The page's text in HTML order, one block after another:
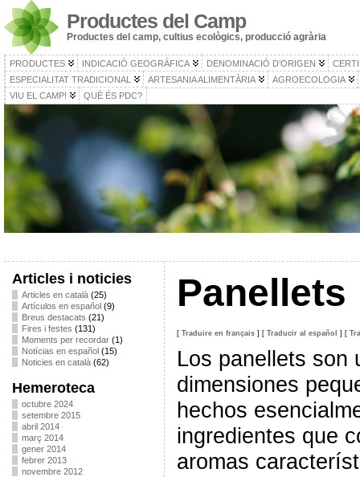
Productes del Camp
Productes del camp, cultius ecològics, producció agrària
PRODUCTES INDICACIÓ GEOGRÀFICA DENOMINACIÓ D’ORIGEN
ESPECIALITAT TRADICIONAL
ARTESANIA ALIMENTÀRIA
AGROECOLOGIA
VIU EL CAMP!
QUÈ ÉS PDC?
Articles i noticies
Articles en català(25)
Artículos en español(9)
Breus destacats (21)
Fires i festes (131)
Moments per recordar(1)
Notícias en español(15)
Noticies en català(62)
Hemeroteca
octubre 2024
setembre 2015
abril 2014
març 2014
gener 2014
febrer 2013
novembre 2012
Panellets
[ Traduire en français] [ Traducir al español ] [
Los panellets son
dimensiones
hechos
ingredientes que
aromas